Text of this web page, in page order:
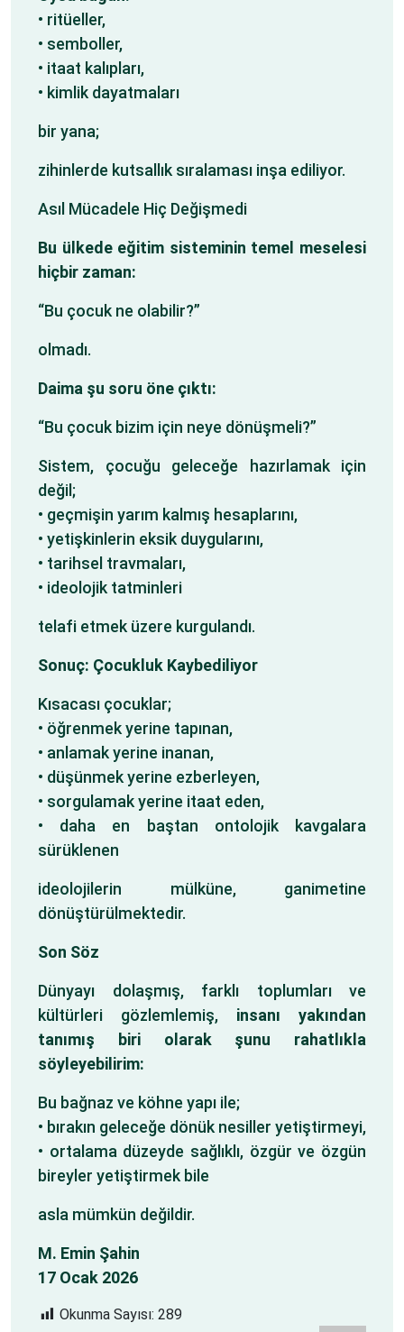
• ritüeller,
• semboller,
• itaat kalıpları,
• kimlik dayatmaları
bir yana;
zihinlerde kutsallık sıralaması inşa ediliyor.
Asıl Mücadele Hiç Değişmedi
Bu ülkede eğitim sisteminin temel meselesi
hiçbir zaman:
“Bu çocuk ne olabilir?”
olmadı.
Daima şu soru öne çıktı:
“Bu çocuk bizim için neye dönüşmeli?”
Sistem, çocuğu geleceğe hazırlamak için
değil;
• geçmişin yarım kalmış hesaplarını,
• yetişkinlerin eksik duygularını,
• tarihsel travmaları,
• ideolojik tatminleri
telafi etmek üzere kurgulandı.
Sonuç: Çocukluk Kaybediliyor
Kısacası çocuklar;
• öğrenmek yerine tapınan,
• anlamak yerine inanan,
• düşünmek yerine ezberleyen,
• sorgulamak yerine itaat eden,
• daha en baştan ontolojik kavgalara
sürüklenen
ideolojilerin mülküne, ganimetine
dönüştürülmektedir.
Son Söz
Dünyayı dolaşmış, farklı toplumları ve
kültürleri gözlemlemiş, insanı yakından
tanımış biri olarak şunu rahatlıkla
söyleyebilirim:
Bu bağnaz ve köhne yapı ile;
• bırakın geleceğe dönük nesiller yetiştirmeyi,
• ortalama düzeyde sağlıklı, özgür ve özgün
bireyler yetiştirmek bile
asla mümkün değildir.
M. Emin Şahin
17 Ocak 2026
Okunma Sayısı: 289